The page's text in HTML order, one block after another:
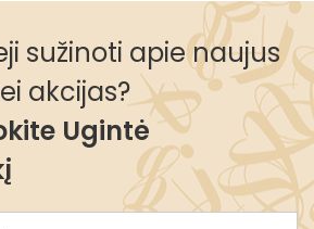
sužinoti apie naujus
akcijas?
Ugintė